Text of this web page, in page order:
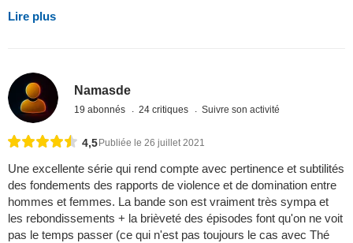
Lire plus
Namasde
19 abonnés 24 critiques Suivre son activité
4,5 Publiée le 26 juillet 2021
Une excellente série qui rend compte avec pertinence et subtilités
des fondements des rapports de violence et de domination entre
hommes et femmes. La bande son est vraiment très sympa et
les rebondissements + la brièveté des épisodes font qu'on ne voit
pas le temps passer (ce qui n'est pas toujours le cas avec Thé